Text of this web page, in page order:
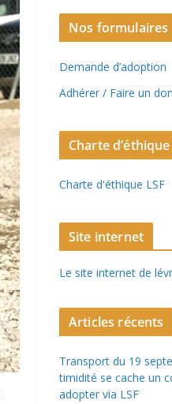
Nos formulaires
Demande d’adoption
Adhérer / Faire un don
Charte d’éthique
Charte d'éthique LSF
Site internet
Le site internet de
Articles récents
Transport du 19
timidité se cache un
adopter via LSF